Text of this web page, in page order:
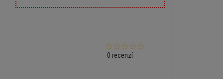
0 recenzí